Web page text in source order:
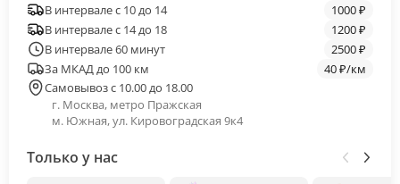
В интервале с 10 до 14
1000 ₽
В интервале с 14 до 18
1200 ₽
В интервале 60 минут
2500 ₽
За МКАД до 100 км
40 ₽/км
Самовывоз с 10.00 до 18.00
г. Москва, метро Пражская
м. Южная, ул. Кировоградская 9к4
Только у нас